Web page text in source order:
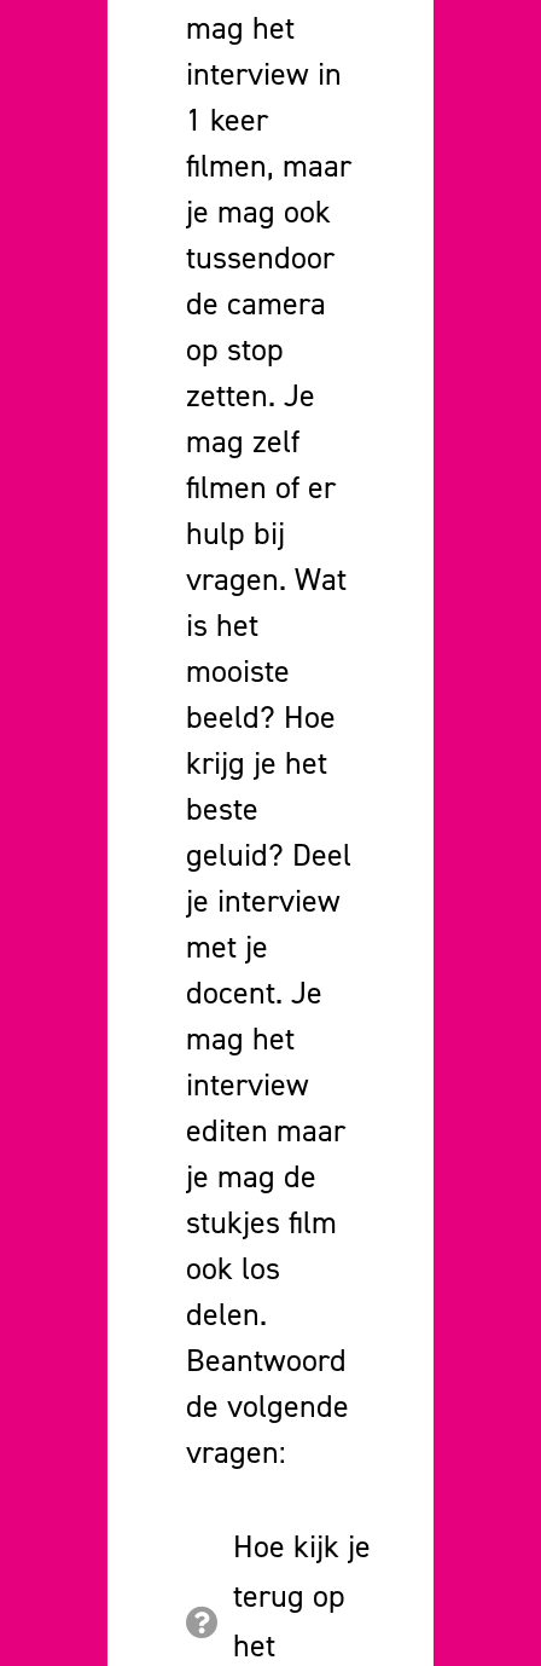
mag het
interview in
1 keer
filmen, maar
je mag ook
tussendoor
de camera
op stop
zetten. Je
mag zelf
filmen of er
hulp bij
vragen. Wat
is het
mooiste
beeld? Hoe
krijg je het
beste
geluid? Deel
je interview
met je
docent. Je
mag het
interview
editen maar
je mag de
stukjes film
ook los
delen.
Beantwoord
de volgende
vragen:
Hoe kijk je
terug op
het